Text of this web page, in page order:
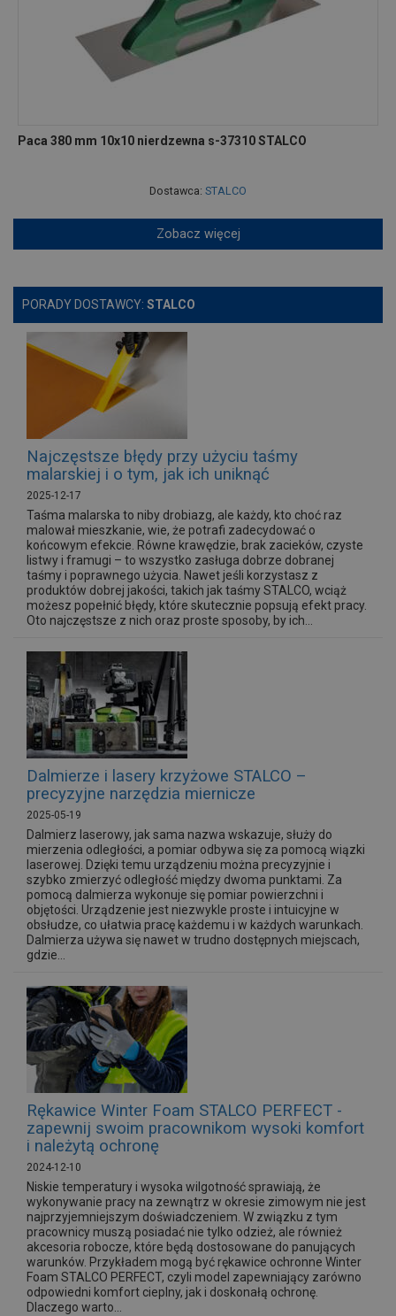
Paca 380 mm 10x10 nierdzewna s-37310 STALCO
Dostawca: STALCO
Zobacz więcej
PORADY DOSTAWCY: STALCO
Najczęstsze błędy przy użyciu taśmy
malarskiej i o tym, jak ich uniknąć
2025-12-17
Taśma malarska to niby drobiazg, ale każdy, kto choć raz
malował mieszkanie, wie, że potrafi zadecydować o
końcowym efekcie. Równe krawędzie, brak zacieków, czyste
listwy i framugi – to wszystko zasługa dobrze dobranej
taśmy i poprawnego użycia. Nawet jeśli korzystasz z
produktów dobrej jakości, takich jak taśmy STALCO, wciąż
możesz popełnić błędy, które skutecznie popsują efekt pracy.
Oto najczęstsze z nich oraz proste sposoby, by ich...
Dalmierze i lasery krzyżowe STALCO –
precyzyjne narzędzia miernicze
2025-05-19
Dalmierz laserowy, jak sama nazwa wskazuje, służy do
mierzenia odległości, a pomiar odbywa się za pomocą wiązki
laserowej. Dzięki temu urządzeniu można precyzyjnie i
szybko zmierzyć odległość między dwoma punktami. Za
pomocą dalmierza wykonuje się pomiar powierzchni i
objętości. Urządzenie jest niezwykle proste i intuicyjne w
obsłudze, co ułatwia pracę każdemu i w każdych warunkach.
Dalmierza używa się nawet w trudno dostępnych miejscach,
gdzie...
Rękawice Winter Foam STALCO PERFECT -
zapewnij swoim pracownikom wysoki komfort
i należytą ochronę
2024-12-10
Niskie temperatury i wysoka wilgotność sprawiają, że
wykonywanie pracy na zewnątrz w okresie zimowym nie jest
najprzyjemniejszym doświadczeniem. W związku z tym
pracownicy muszą posiadać nie tylko odzież, ale również
akcesoria robocze, które będą dostosowane do panujących
warunków. Przykładem mogą być rękawice ochronne Winter
Foam STALCO PERFECT, czyli model zapewniający zarówno
odpowiedni komfort cieplny, jak i doskonałą ochronę.
Dlaczego warto...